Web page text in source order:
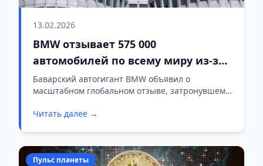
13.02.2026
BMW отзывает 575 000
автомобилей по всему миру из-за
угрозы возгорания стартера
Баварский автогигант BMW объявил о
масштабном глобальном отзыве, затронувшем
Читать далее →
Пульс планеты